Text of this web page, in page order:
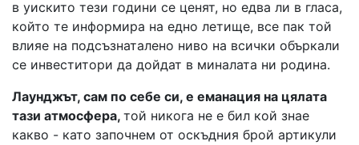
в уискито тези години се ценят, но едва ли в гласа,
който те информира на едно летище, все пак той
влияе на подсъзнаталено ниво на всички объркали
се инвеститори да дойдат в миналата ни родина.
Лаунджът, сам по себе си, е еманация на цялата
тази атмосфера, той никога не е бил кой знае
какво - като започнем от оскъдния брой артикули